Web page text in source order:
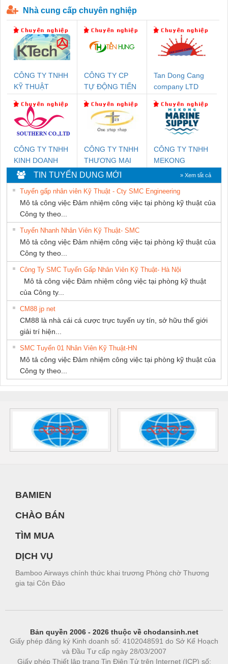
Nhà cung cấp chuyên nghiệp
CÔNG TY TNHH
KỸ THUẬT
NAM
CÔNG TY CP
TỰ ĐỘNG TIẾN
Tan Dong Cang
company LTD
CÔNG TY TNHH
KINH DOANH
DỊCH VỤ XNK
PHƯƠNG NAM
CÔNG TY TNHH
THƯƠNG MẠI
THIÊN ÂN VIỆT
NAM
CÔNG TY TNHH
MEKONG
SUPPLY
TIN TUYỂN DỤNG MỚI » Xem tất cả
Tuyển gấp nhân viên Kỹ Thuật - Cty SMC Engineering
Mô tả công việc Đảm nhiệm công việc tại phòng kỹ thuật của
Công ty theo...
Tuyển Nhanh Nhân Viên Kỹ Thuật- SMC
Mô tả công việc Đảm nhiệm công việc tại phòng kỹ thuật của
Công ty theo...
Công Ty SMC Tuyển Gấp Nhân Viên Kỹ Thuật- Hà Nội
Mô tả công việc Đảm nhiệm công việc tại phòng kỹ thuật
của Công ty...
CM88 jp net
CM88 là nhà cái cá cược trực tuyến uy tín, sở hữu thế giới
giải trí hiện...
SMC Tuyển 01 Nhân Viên Kỹ Thuật-HN
Mô tả công việc Đảm nhiệm công việc tại phòng kỹ thuật của
Công ty theo...
BAMIEN
CHÀO BÁN
TÌM MUA
DỊCH VỤ
Bamboo Airways chính thức khai trương Phòng chờ Thương
gia tại Côn Đảo
Bản quyền 2006 - 2026 thuộc về chodansinh.net
Giấy phép đăng ký Kinh doanh số: 4102048591 do Sở Kế Hoạch
và Đầu Tư cấp ngày 28/03/2007
Giấy phép Thiết lập trang Tin Điện Tử trên Internet (ICP) số: